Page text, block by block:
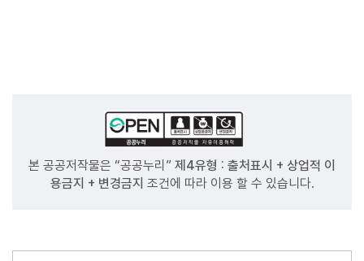
본 공공저작물은 “공공누리” 제4유형 : 출처표시 + 상업적 이
용금지 + 변경금지 조건에 따라 이용 할 수 있습니다.